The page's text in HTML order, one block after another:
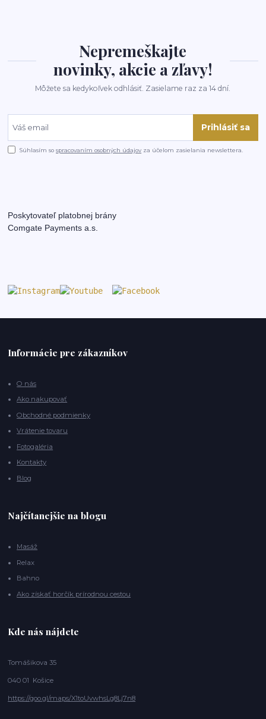
Nepremeškajte
novinky, akcie a zľavy!
Môžete sa kedykoľvek odhlásiť. Zasielame raz za 14 dní.
Prihlásiť sa
Súhlasím sospracovaním osobných údajov za účelom zasielania newslettera.
Poskytovateľ platobnej brány
Comgate Payments a.s.
Informácie pre zákazníkov
O nás
Ako nakupovať
Obchodné podmienky
Vrátenie tovaru
Fotogaléria
Kontakty
Blog
Najčítanejšie na blogu
Masáž
Relax
Bahno
Ako získať horčík prírodnou cestou
Kde nás nájdete
Tomášikova 35
040 01 Košice
https://goo.gl/maps/X1toUvwhsLg8Lj7n8